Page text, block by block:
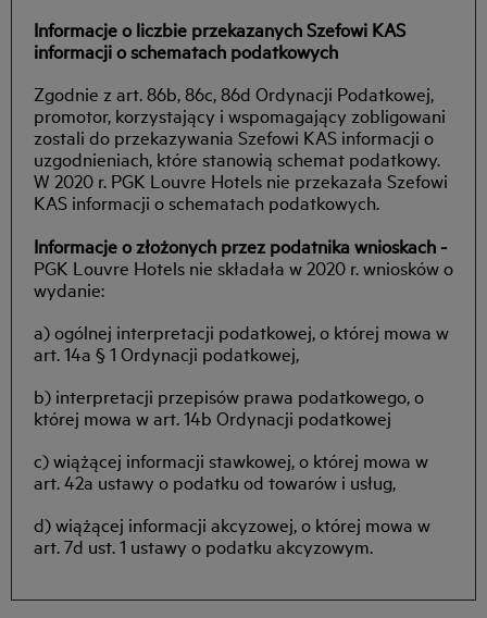
Informacje o liczbie przekazanych Szefowi KAS
informacji o schematach podatkowych
Zgodnie z art. 86b, 86c, 86d Ordynacji Podatkowej,
promotor, korzystający i wspomagający zobligowani
zostali do przekazywania Szefowi KAS informacji o
uzgodnieniach, które stanowią schemat podatkowy.
W 2020 r. PGK Louvre Hotels nie przekazała Szefowi
KAS informacji o schematach podatkowych.
Informacje o złożonych przez podatnika wnioskach -
PGK Louvre Hotels nie składała w 2020 r. wniosków o
wydanie:
a) ogólnej interpretacji podatkowej, o której mowa w
art. 14a § 1 Ordynacji podatkowej,
b) interpretacji przepisów prawa podatkowego, o
której mowa w art. 14b Ordynacji podatkowej
c) wiążącej informacji stawkowej, o której mowa w
art. 42a ustawy o podatku od towarów i usług,
d) wiążącej informacji akcyzowej, o której mowa w
art. 7d ust. 1 ustawy o podatku akcyzowym.
Amsterdam hotels
Bangkok hotels
Berlin hotels
Legal notice